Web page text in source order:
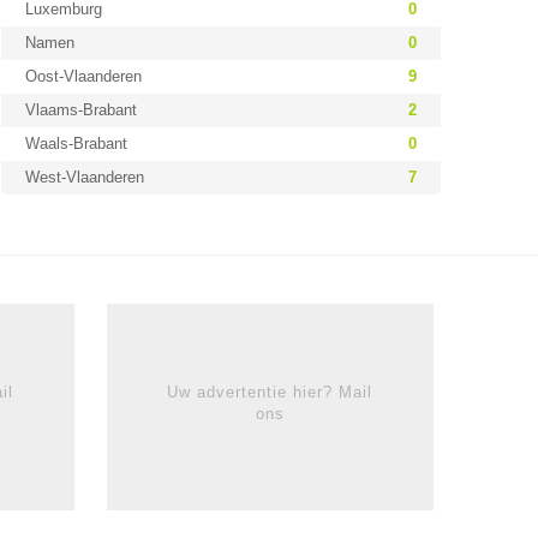
Luxemburg
0
Namen
0
Oost-Vlaanderen
9
Vlaams-Brabant
2
Waals-Brabant
0
West-Vlaanderen
7
Uw advertentie hier? Mail
ons